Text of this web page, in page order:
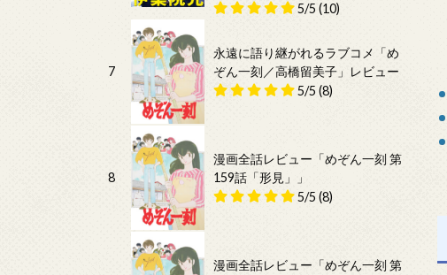
5/5 (10)
7
永遠に語り継がれるラブコメ「め
ぞん一刻／高橋留美子」レビュー
5/5 (8)
8
漫画全話レビュー「めぞん一刻 第
159話「形見」」
5/5 (8)
漫画全話レビュー「めぞん一刻 第